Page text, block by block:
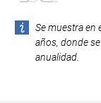
Se muestra en
años, donde
anualidad.